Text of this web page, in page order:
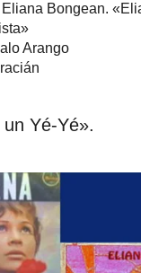
Bongean.
Arango
Yé-Yé».